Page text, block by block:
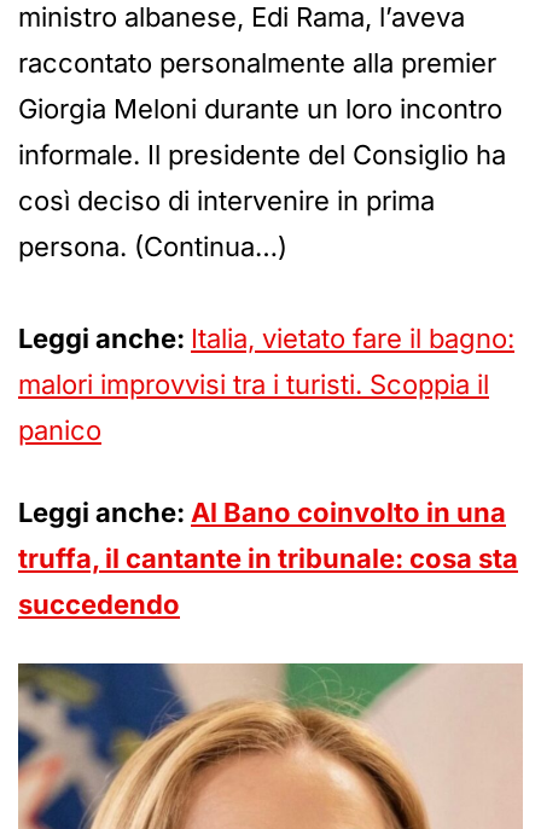
ministro albanese, Edi Rama, l’aveva
raccontato personalmente alla premier
Giorgia Meloni durante un loro incontro
informale. Il presidente del Consiglio ha
così deciso di intervenire in prima
persona. (Continua…)
Leggi anche: Italia, vietato fare il bagno:
malori improvvisi tra i turisti. Scoppia il
panico
Leggi anche: Al Bano coinvolto in una
truffa, il cantante in tribunale: cosa sta
succedendo